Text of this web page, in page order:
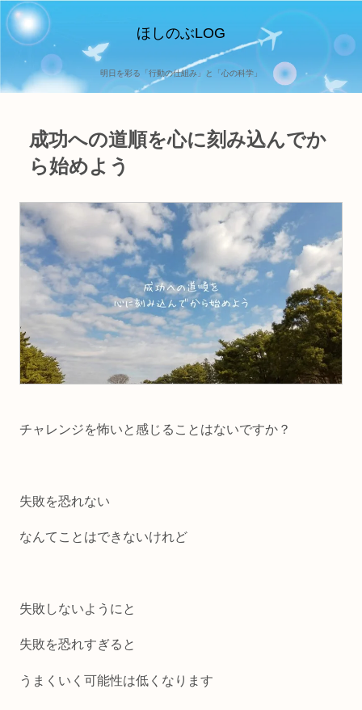
ほしのぶLOG
明日を彩る「行動の仕組み」と「心の科学」
成功への道順を心に刻み込んでか
ら始めよう
チャレンジを怖いと感じることはないですか？
失敗を恐れない
なんてことはできないけれど
失敗しないようにと
失敗を恐れすぎると
うまくいく可能性は低くなります